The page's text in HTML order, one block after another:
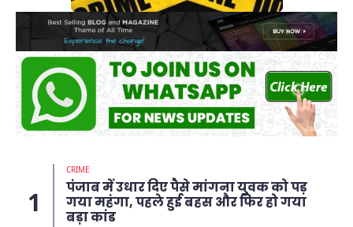
CRIME
पंजाब में उधार दिए पैसे मांगना युवक को पड़
गया महंगा, पहले हुई बहस और फिर हो गया
बड़ा कांड